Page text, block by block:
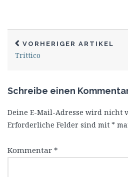
VORHERIGER ARTIKEL
Trittico
Schreibe einen
Deine E-Mail-Adresse wird nicht
Erforderliche Felder sind mit *
Kommentar *